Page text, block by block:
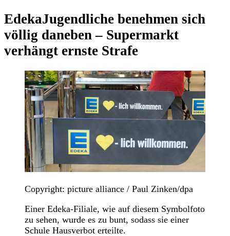
EdekaJugendliche benehmen sich
völlig daneben – Supermarkt
verhängt ernste Strafe
Copyright: picture alliance / Paul Zinken/dpa
Einer Edeka-Filiale, wie auf diesem Symbolfoto
zu sehen, wurde es zu bunt, sodass sie einer
Schule Hausverbot erteilte.